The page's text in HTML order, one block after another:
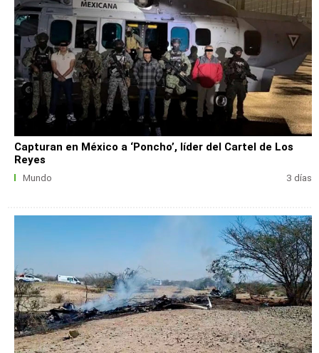
Capturan en México a ‘Poncho’, líder del Cartel de Los
Reyes
Mundo 3 días